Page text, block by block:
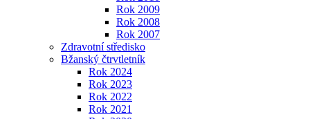
Rok 2009
Rok 2008
Rok 2007
Zdravotní středisko
Bžanský čtrvtletník
Rok 2024
Rok 2023
Rok 2022
Rok 2021